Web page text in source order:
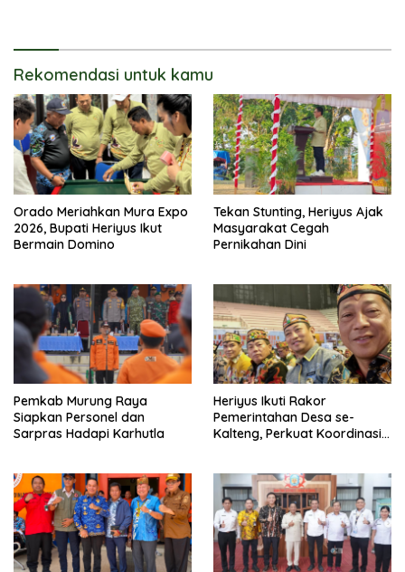
Rekomendasi untuk kamu
Orado Meriahkan Mura Expo
2026, Bupati Heriyus Ikut
Bermain Domino
Tekan Stunting, Heriyus Ajak
Masyarakat Cegah
Pernikahan Dini
Pemkab Murung Raya
Siapkan Personel dan
Sarpras Hadapi Karhutla
Heriyus Ikuti Rakor
Pemerintahan Desa se-
Kalteng, Perkuat Koordinasi